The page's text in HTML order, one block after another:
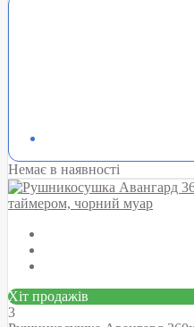
Немає в наявності
Хіт продажів
3